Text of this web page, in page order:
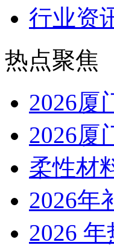
行业资
热点聚焦
2026厦
2026厦
柔性材
2026年
2026